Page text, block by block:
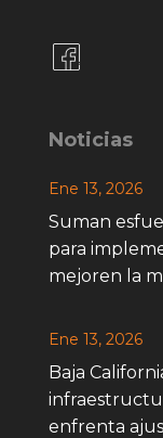
Noticias
Suman
para
mejoren la
Ene 13, 2026
Baja
enfrenta
Ene 13, 2026